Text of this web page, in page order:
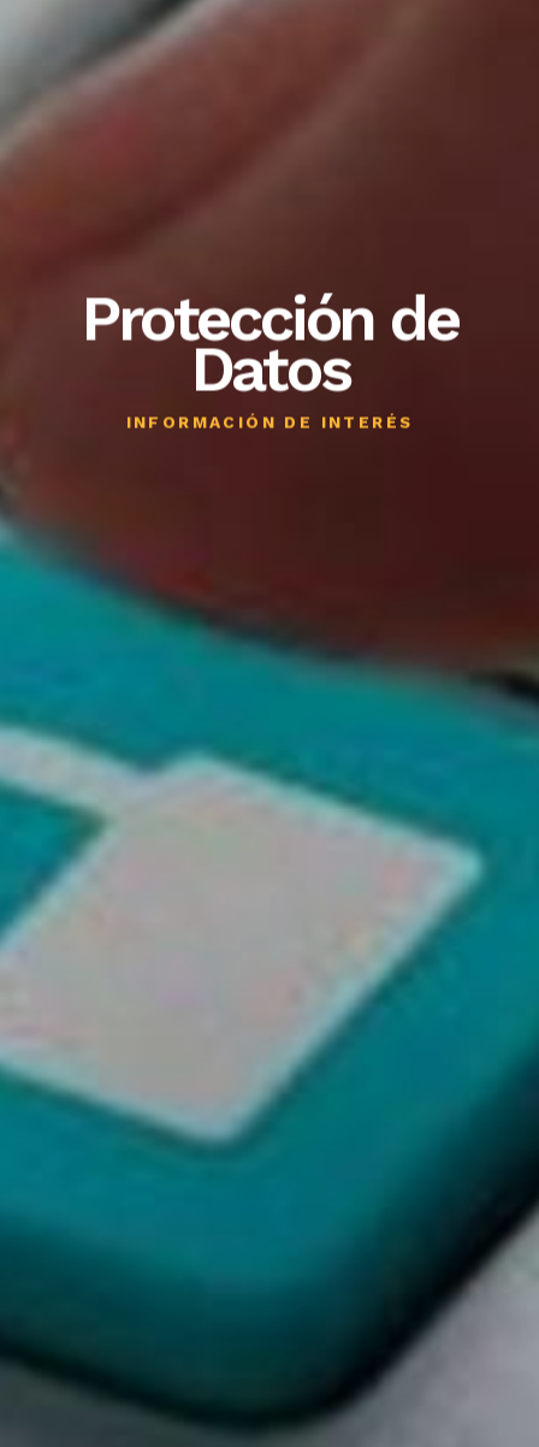
Protección de
Datos
INFORMACIÓN DE INTERÉS